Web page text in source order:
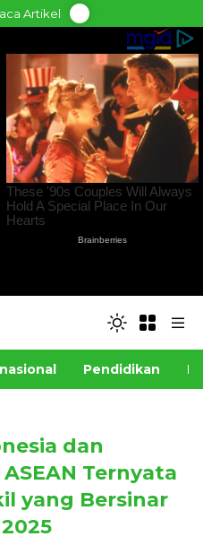
Artikel
Pendidikan
dan
Ternyata
yang Bersinar